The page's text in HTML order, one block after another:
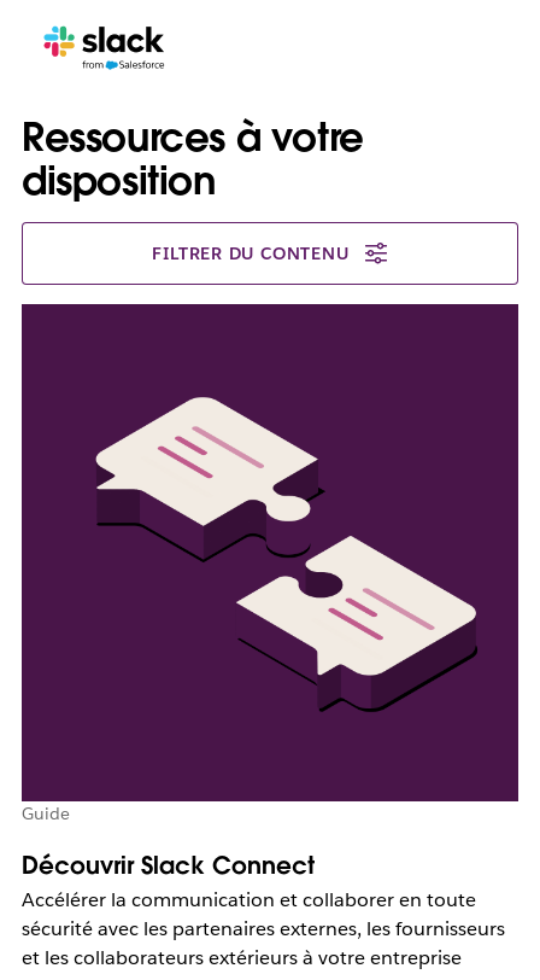
Ressources à votre
disposition
FILTRER DU CONTENU
Guide
Découvrir Slack Connect
Accélérer la communication et collaborer en toute
sécurité avec les partenaires externes, les fournisseurs
et les collaborateurs extérieurs à votre entreprise